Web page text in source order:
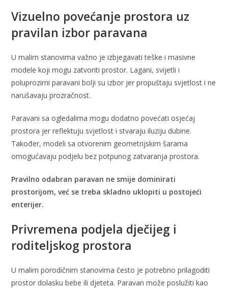
Vizuelno povećanje prostora uz
pravilan izbor paravana
U malim stanovima važno je izbjegavati teške i masivne
modele koji mogu zatvoriti prostor. Lagani, svijetli i
poluprozirni paravani bolji su izbor jer propuštaju svjetlost i ne
narušavaju prozračnost.
Paravani sa ogledalima mogu dodatno povećati osjećaj
prostora jer reflektuju svjetlost i stvaraju iluziju dubine.
Također, modeli sa otvorenim geometrijskim šarama
omogućavaju podjelu bez potpunog zatvaranja prostora.
Pravilno odabran paravan ne smije dominirati
prostorijom, već se treba skladno uklopiti u postojeći
enterijer.
Privremena podjela dječijeg i
roditeljskog prostora
U malim porodičnim stanovima često je potrebno prilagoditi
prostor dolasku bebe ili djeteta. Paravan može poslužiti kao